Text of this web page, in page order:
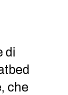
di
che